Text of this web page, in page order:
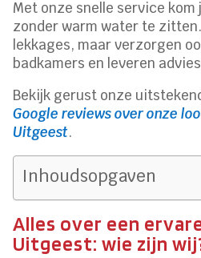
Met onze snelle service
zonder warm water te
lekkages, maar verzorgen
badkamers en leveren
Bekijk gerust onze
Google reviews over onze
Uitgeest.
Inhoudsopgaven
Alles over een
Uitgeest: wie zijn